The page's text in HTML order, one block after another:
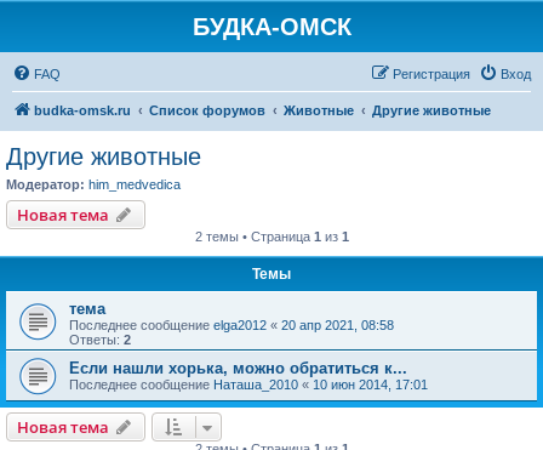
БУДКА-ОМСК
FAQ Вход
Регистрация
budka-omsk.ru Список форумов Животные Другие животные
Другие животные
Модератор: him_medvedica
Новая тема
2 темы • Страница 1 из 1
Темы
тема
Последнее сообщение elga2012 « 20 апр 2021, 08:58
Ответы: 2
Если нашли хорька, можно обратиться к...
Последнее сообщение Наташа_2010 « 10 июн 2014, 17:01
Новая тема